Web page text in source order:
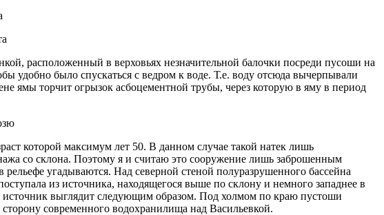
расположенный в верховьях незначительной балочки посреди пусоши на
удобно было спускаться с ведром к воде. Т.е. воду отсюда вычерпывали
ямы торчит огрызок асбоцементной трубы, через которую в яму в период
которой максимум лет 50. В данном случае такой натек лишь
со склона. Поэтому я и считаю это сооружение лишь заброшенным
угадываются. Над северной стеной полуразрушенного бассейна
из источника, находящегося выше по склону и немного западнее в
выглядит следующим образом. Под холмом по краю пустоши
современного водохранилища над Васильевкой.